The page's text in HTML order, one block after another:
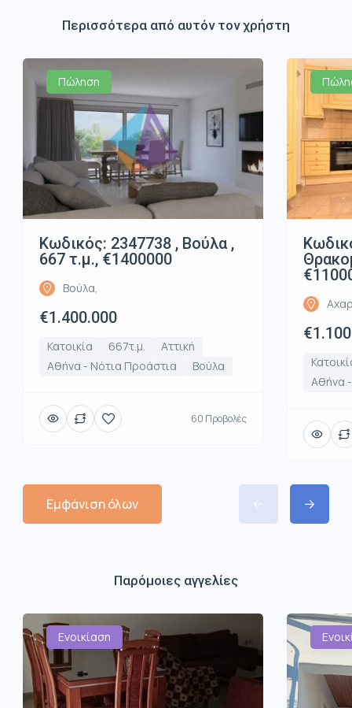
Περισσότερα από αυτόν τον χρήστη
Πώληση
Κωδικός: 2347738 , Βούλα ,
667 τ.μ., €1400000
Βούλα,
€1.400.000
Κατοικία 667τ.μ.
Αττική
Αθήνα - Νότια Προάστια
Βούλα
60 Προβολές
Αθήνα
Εμφάνιση όλων
Παρόμοιες αγγελίες
Ενοικίαση